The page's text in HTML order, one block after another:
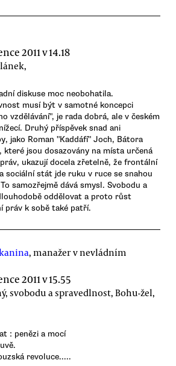
2011 v 14.18
diskuse moc neobohatila.
musí být v samotné koncepci
vzdělávání", je rada dobrá, ale v českém
Druhý příspěvek snad ani
jako Roman "Kaddáfí" Joch, Bátora
jsou dosazovány na místa určená
ukazují docela zřetelně, že frontální
sociální stát jde ruku v ruce se snahou
samozřejmě dává smysl. Svobodu a
oddělovat a proto růst
práv k sobě také patří.
, manažer v nevládním
2011 v 15.55
svobodu a spravedlnost, Bohu-žel,
: penězi a mocí
revoluce.....